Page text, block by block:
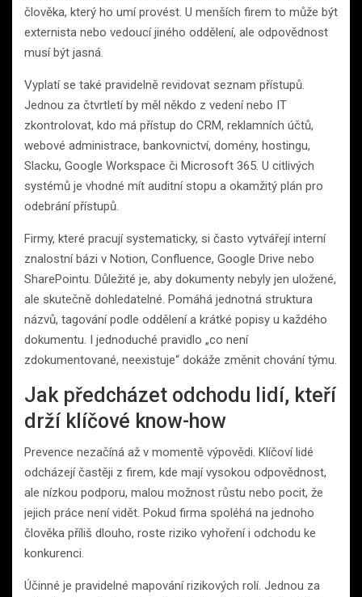
člověka, který ho umí provést. U menších firem to může být
externista nebo vedoucí jiného oddělení, ale odpovědnost
musí být jasná.
Vyplatí se také pravidelně revidovat seznam přístupů.
Jednou za čtvrtletí by měl někdo z vedení nebo IT
zkontrolovat, kdo má přístup do CRM, reklamních účtů,
webové administrace, bankovnictví, domény, hostingu,
Slacku, Google Workspace či Microsoft 365. U citlivých
systémů je vhodné mít auditní stopu a okamžitý plán pro
odebrání přístupů.
Firmy, které pracují systematicky, si často vytvářejí interní
znalostní bázi v Notion, Confluence, Google Drive nebo
SharePointu. Důležité je, aby dokumenty nebyly jen uložené,
ale skutečně dohledatelné. Pomáhá jednotná struktura
názvů, tagování podle oddělení a krátké popisy u každého
dokumentu. I jednoduché pravidlo „co není
zdokumentované, neexistuje“ dokáže změnit chování týmu.
Jak předcházet odchodu lidí, kteří
drží klíčové know-how
Prevence nezačíná až v momentě výpovědi. Klíčoví lidé
odcházejí častěji z firem, kde mají vysokou odpovědnost,
ale nízkou podporu, malou možnost růstu nebo pocit, že
jejich práce není vidět. Pokud firma spoléhá na jednoho
člověka příliš dlouho, roste riziko vyhoření i odchodu ke
konkurenci.
Účinné je pravidelné mapování rizikových rolí. Jednou za